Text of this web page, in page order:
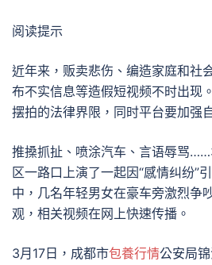
阅读提示
近年来，贩卖悲伤、编造家庭和社
布不实信息等造假短视频不时出现
摆拍的法律界限，同时平台要加强
推搡抓扯、喷涂汽车、言语辱骂
区一路口上演了一起因“感情纠纷”
中，几名年轻男女在豪车旁激烈争
观，相关视频在网上快速传播。
3月17日，成都市包養行情公安局